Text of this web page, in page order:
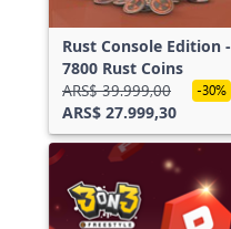
Rust Console Edition -
7800 Rust Coins
ARS$ 39.999,00
ARS$ 27.999,30
-30%